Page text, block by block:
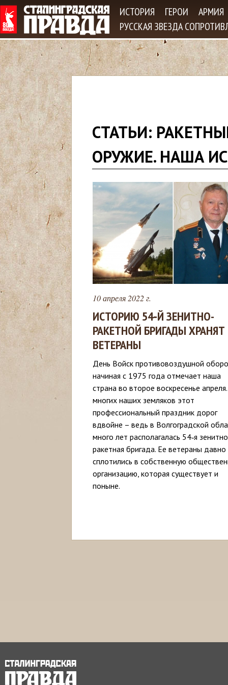
ИСТОРИЯ ГЕРОИ
АРМИЯ
РУССКАЯ ЗВЕЗДА
з
д
с
ь
СТАТЬИ:
ОРУЖИЕ. НАША
10 апреля 2022 г.
ИСТОРИЮ 54‑Й ЗЕНИТНО-
РАКЕТНОЙ БРИГАДЫ ХРАНЯТ
ВЕТЕРАНЫ
День Войск противовоздушной
начиная с 1975 года отмечает наша
страна во второе воскресенье
многих наших земляков этот
профессиональный праздник дорог
вдвойне – ведь в Волгоградской
много лет располагалась 54‑я
ракетная бригада. Ее ветераны
сплотились в собственную
организацию, которая существует и
поныне.